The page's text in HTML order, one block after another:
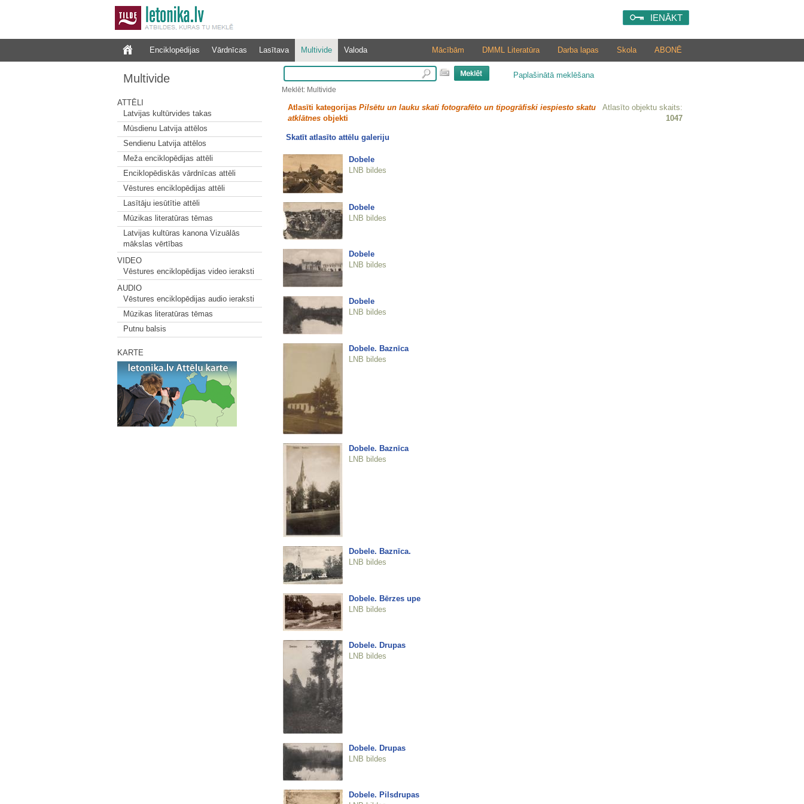
IENĀKT
Enciklopēdijas Vārdnīcas Lasītava Multivide Valoda ABONĒ
Skola
Darba lapas
DMML Literatūra
Mācībām
Multivide
ATTĒLI
Latvijas kultūrvides takas
Mūsdienu Latvija attēlos
Sendienu Latvija attēlos
Meža enciklopēdijas attēli
Enciklopēdiskās vārdnīcas attēli
Vēstures enciklopēdijas attēli
Lasītāju iesūtītie attēli
Mūzikas literatūras tēmas
Latvijas kultūras kanona Vizuālās
mākslas vērtības
VIDEO
Vēstures enciklopēdijas video ieraksti
AUDIO
Vēstures enciklopēdijas audio ieraksti
Mūzikas literatūras tēmas
Putnu balsis
KARTE
Paplašinātā meklēšana
Meklēt: Multivide
Atlasīti kategorijas Pilsētu un lauku skati fotografēto un tipogrāfiski iespiesto skatu
atklātnesobjekti
Atlasīto objektu skaits:
1047
Skatīt atlasīto attēlu galeriju
Dobele
LNB bildes
Dobele
LNB bildes
Dobele
LNB bildes
Dobele
LNB bildes
Dobele. Baznīca
LNB bildes
Dobele. Baznīca
LNB bildes
Dobele. Baznīca.
LNB bildes
Dobele. Bērzes upe
LNB bildes
Dobele. Drupas
LNB bildes
Dobele. Drupas
LNB bildes
Dobele. Pilsdrupas